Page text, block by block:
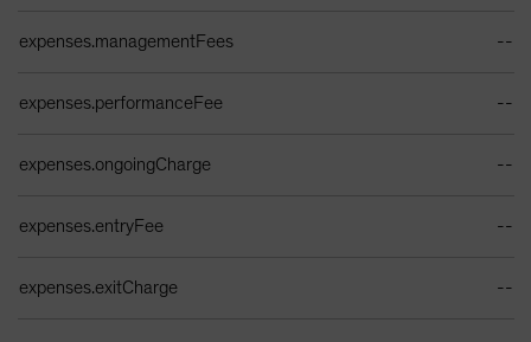
expenses.managementFees --
expenses.performanceFee --
expenses.ongoingCharge --
expenses.entryFee --
expenses.exitCharge --